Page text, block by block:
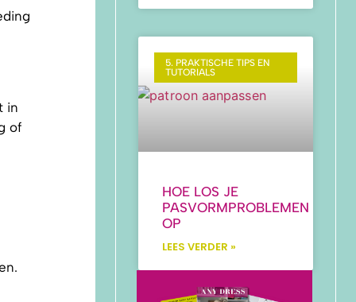
in
of
5. PRAKTISCHE TIPS EN
TUTORIALS
HOE LOS JE
PASVORMPROBLEMEN
OP
LEES VERDER »